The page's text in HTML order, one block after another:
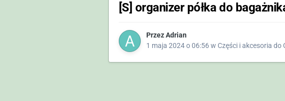
[S] organizer półka do
PrzezAdrian
1 maja 2024 o 06:56w Części i akcesoria do